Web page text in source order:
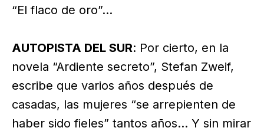
“El flaco de oro”…
AUTOPISTA DEL SUR: Por cierto, en la
novela “Ardiente secreto”, Stefan Zweif,
escribe que varios años después de
casadas, las mujeres “se arrepienten de
haber sido fieles” tantos años… Y sin mirar